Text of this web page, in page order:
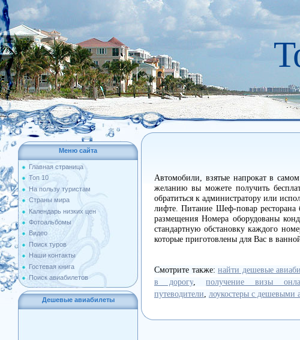
Меню сайта
Главная страница
Топ 10
На пользу туристам
Страны мира
Календарь низких цен
Фотоальбомы
Видео
Поиск туров
Наши контакты
Гостевая книга
Поиск авиабилетов
Дешевые авиабилеты
Автомобили, взятые напрокат в
желанию вы можете получить
обратиться к администратору или
лифте. Питание Шеф-повар ресторана
размещения Номера оборудованы
стандартную обстановку каждого
которые приготовлены для Вас в
Смотрите также:найти дешевые
в дорогу,получение визы
путеводители
лоукостеры с дешевыми